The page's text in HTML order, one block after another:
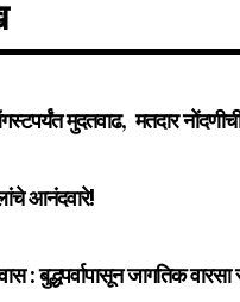
मुदतवाढ, मतदार नोंदणीची
आनंदवारे!
: बुद्धपर्वापासून जागतिक वारसा